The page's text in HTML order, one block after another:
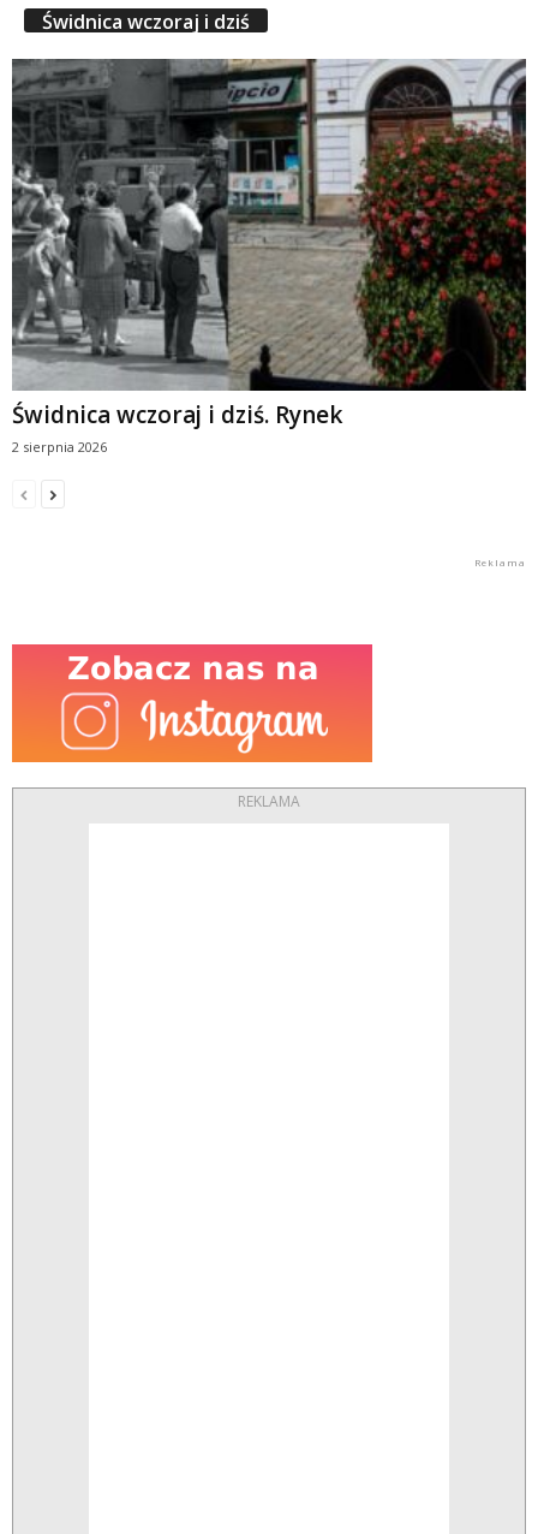
Świdnica wczoraj i dziś
Świdnica wczoraj i dziś. Rynek
2 sierpnia 2026
REKLAMA